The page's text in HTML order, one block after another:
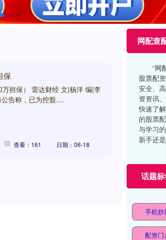
保
万担保） 雷达财经 文|杨洋 编|李
告称，已为控股....
查看：161 日期：06-18
网配查
“网
股票配
安全、
资资讯
快速了
的股票
与学习
新手还
话题
手机炒
配资门